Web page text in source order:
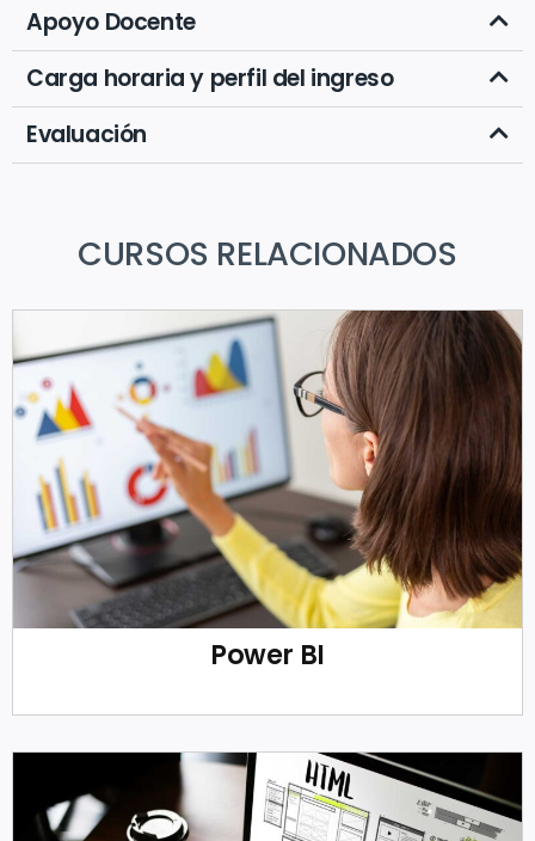
Apoyo Docente
Carga horaria y perfil del ingreso
Evaluación
CURSOS RELACIONADOS
Power BI